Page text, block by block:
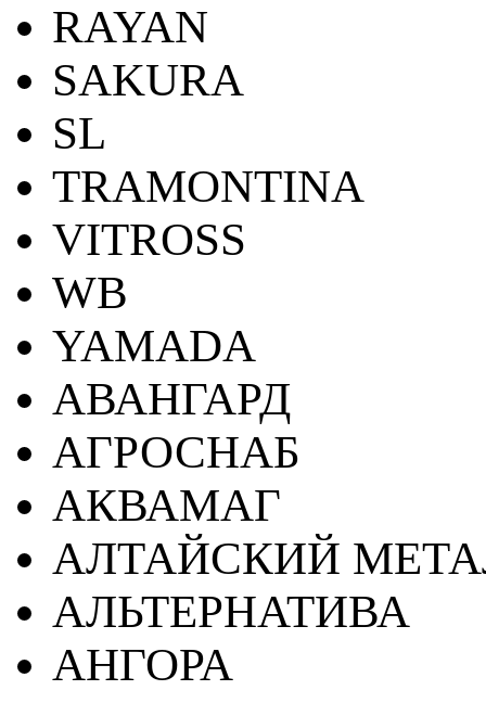
RAYAN
SAKURA
SL
TRAMONTINA
VITROSS
WB
YAMADA
АВАНГАРД
АГРОСНАБ
АКВАМАГ
АЛТАЙСКИЙ
АЛЬТЕРНАТИВА
АНГОРА